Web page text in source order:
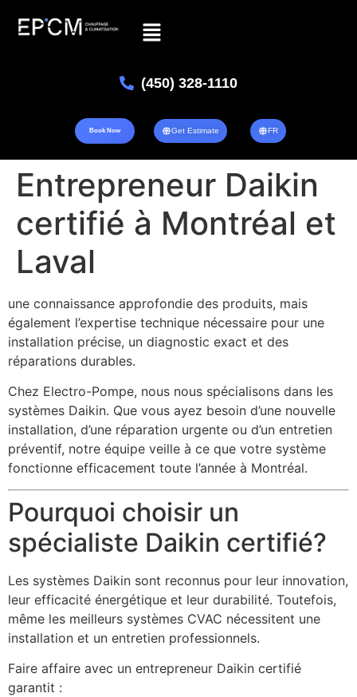
(450) 328-1110
Book Now Get Estimate FR
Entrepreneur Daikin
certifié à Montréal et
Laval
une connaissance approfondie des produits, mais
également l’expertise technique nécessaire pour une
installation précise, un diagnostic exact et des
réparations durables.
Chez Electro-Pompe, nous nous spécialisons dans les
systèmes Daikin. Que vous ayez besoin d’une nouvelle
installation, d’une réparation urgente ou d’un entretien
préventif, notre équipe veille à ce que votre système
fonctionne efficacement toute l’année à Montréal.
Pourquoi choisir un
spécialiste Daikin certifié?
Les systèmes Daikin sont reconnus pour leur innovation,
leur efficacité énergétique et leur durabilité. Toutefois,
même les meilleurs systèmes CVAC nécessitent une
installation et un entretien professionnels.
Faire affaire avec un entrepreneur Daikin certifié
garantit :